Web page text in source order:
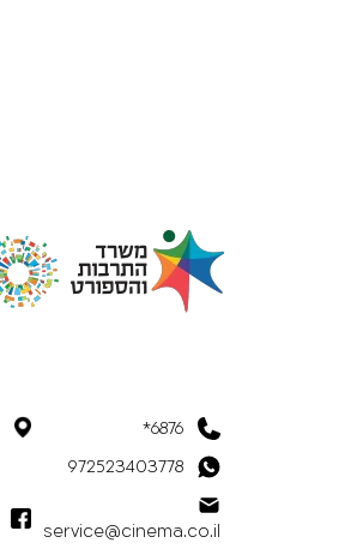
6876*
972523403778
service@cinema.co.il